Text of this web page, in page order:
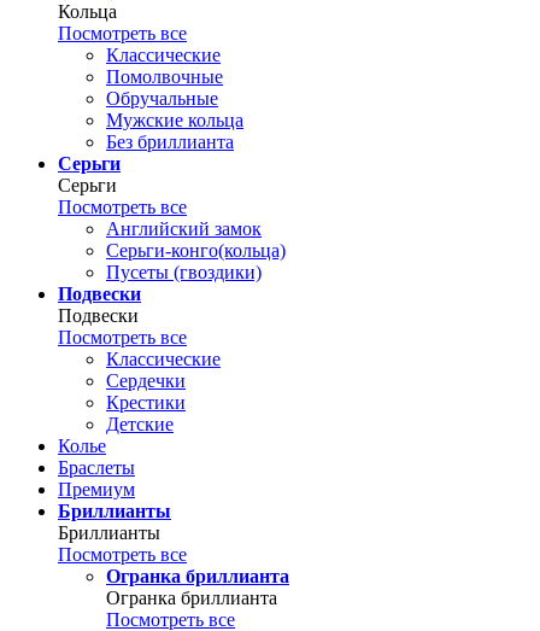
Кольца
Посмотреть все
Классические
Помолвочные
Обручальные
Мужские кольца
Без бриллианта
Серьги
Серьги
Посмотреть все
Английский замок
Серьги-конго(кольца)
Пусеты (гвоздики)
Подвески
Подвески
Посмотреть все
Классические
Сердечки
Крестики
Детские
Колье
Браслеты
Премиум
Бриллианты
Бриллианты
Посмотреть все
Огранка бриллианта
Огранка бриллианта
Посмотреть все